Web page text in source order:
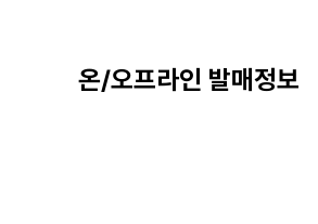
온/오프라인 발매정보